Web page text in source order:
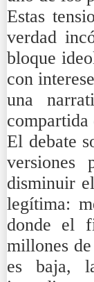
Estas
verdad
bloque
con
una
El debate
versiones
disminuir
legítima:
donde el
millones
es baja,